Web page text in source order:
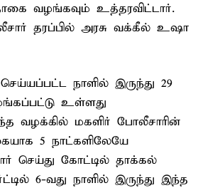
வழங்கவும் உத்தரவிட்டார்.
தரப்பில் அரசு வக்கீல் உஷா
நாளில் இருந்து 29
உள்ளது
வழக்கில் மகளிர் போலீசாரின்
5 நாட்களிலேயே
செய்து கோட்டில் தாக்கல்
6-வது நாளில் இருந்து இந்த